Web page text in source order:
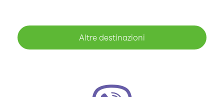
Altre destinazioni